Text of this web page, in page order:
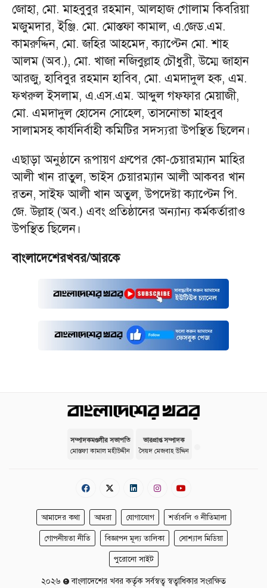
জোহা, মো. মাহবুবুর রহমান, আলহাজ গোলাম কিবরিয়া
মজুমদার, ইঞ্জি. মো. মোস্তফা কামাল, এ.জেড.এম.
কামরুদ্দিন, মো. জহির আহমেদ, ক্যাপ্টেন মো. শাহ
আলম (অব.), মো. খাজা নজিবুল্লাহ চৌধুরী, উম্মে জাহান
আরজু, হাবিবুর রহমান হাবিব, মো. এমদাদুল হক, এম.
ফখরুল ইসলাম, এ.এস.এম. আব্দুল গফ্ফার মেয়াজী,
মো. এমদাদুল হোসেন সোহেল, তাসনোভা মাহবুব
সালামসহ কার্যনির্বাহী কমিটির সদস্যরা উপস্থিত ছিলেন।
এছাড়া অনুষ্ঠানে রূপায়ণ গ্রুপের কো-চেয়ারম্যান মাহির
আলী খান রাতুল, ভাইস চেয়ারম্যান আলী আকবর খান
রতন, সাইফ আলী খান অতুল, উপদেষ্টা ক্যাপ্টেন পি.
জে. উল্লাহ (অব.) এবং প্রতিষ্ঠানের অন্যান্য কর্মকর্তারাও
উপস্থিত ছিলেন।
বাংলাদেশেরখবর/আরকে
সম্পাদকমণ্ডলীর সভাপতি
মোস্তফা কামাল মহীউদ্দীন
ভারপ্রাপ্ত সম্পাদক
সৈয়দ মেজবাহ উদ্দিন
আমাদের কথা আমরা যোগাযোগ শর্তাবলি ও নীতিমালা
গোপনীয়তা নীতি বিজ্ঞাপন মূল্য তালিকা সোশ্যাল মিডিয়া
পুরোনো সাইট
২০২৬ বাংলাদেশের খবর কর্তৃক সর্বস্বত্ব স্বত্বাধিকার সংরক্ষিত